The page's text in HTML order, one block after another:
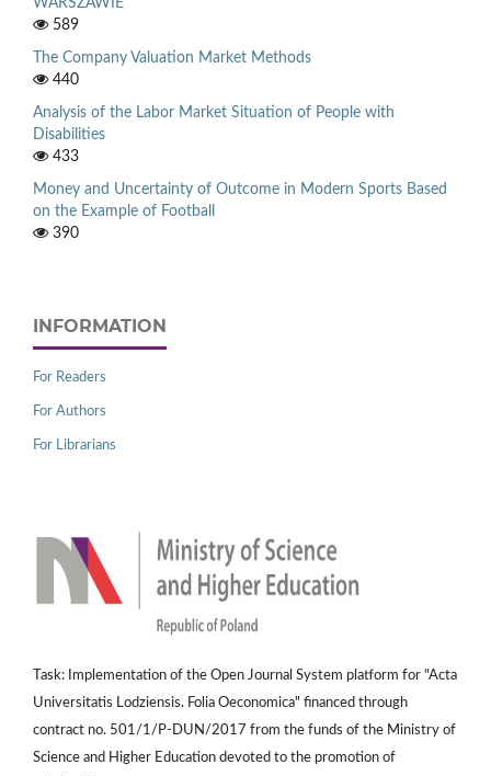
589
The Company Valuation Market Methods
440
Analysis of the Labor Market Situation of People with
Disabilities
433
Money and Uncertainty of Outcome in Modern Sports Based
on the Example of Football
390
INFORMATION
For Readers
For Authors
For Librarians
Task: Implementation of the Open Journal System platform for "Acta
Universitatis Lodziensis. Folia Oeconomica" financed through
contract no. 501/1/P-DUN/2017 from the funds of the Ministry of
Science and Higher Education devoted to the promotion of